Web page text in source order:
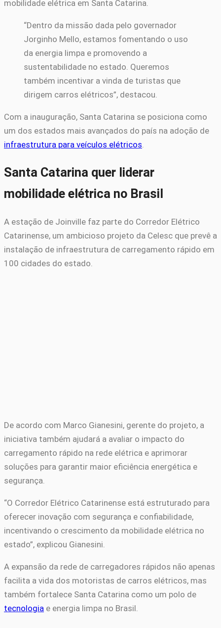
mobilidade elétrica em Santa Catarina.
“Dentro da missão dada pelo governador
Jorginho Mello, estamos fomentando o uso
da energia limpa e promovendo a
sustentabilidade no estado. Queremos
também incentivar a vinda de turistas que
dirigem carros elétricos”, destacou.
Com a inauguração, Santa Catarina se posiciona como
um dos estados mais avançados do país na adoção de
infraestrutura para veículos elétricos.
Santa Catarina quer liderar
mobilidade elétrica no Brasil
A estação de Joinville faz parte do Corredor Elétrico
Catarinense, um ambicioso projeto da Celesc que prevê a
instalação de infraestrutura de carregamento rápido em
100 cidades do estado.
De acordo com Marco Gianesini, gerente do projeto, a
iniciativa também ajudará a avaliar o impacto do
carregamento rápido na rede elétrica e aprimorar
soluções para garantir maior eficiência energética e
segurança.
“O Corredor Elétrico Catarinense está estruturado para
oferecer inovação com segurança e confiabilidade,
incentivando o crescimento da mobilidade elétrica no
estado”, explicou Gianesini.
A expansão da rede de carregadores rápidos não apenas
facilita a vida dos motoristas de carros elétricos, mas
também fortalece Santa Catarina como um polo de
tecnologia e energia limpa no Brasil.